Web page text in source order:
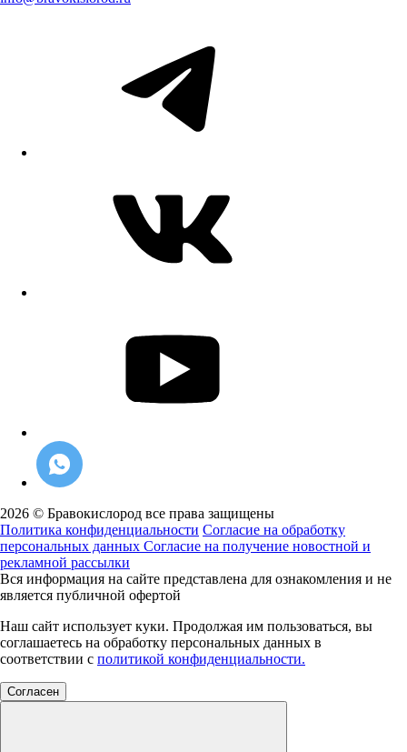
2026 © Бравокислород все права защищены
Политика конфиденциальности Согласие на обработку
персональных данных Согласие на получение новостной и
рекламной рассылки
Вся информация на сайте представлена для ознакомления и не
является публичной офертой
Наш сайт использует куки. Продолжая им пользоваться, вы
соглашаетесь на обработку персональных данных в
соответствии с политикой конфиденциальности.
Согласен